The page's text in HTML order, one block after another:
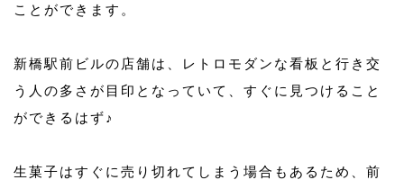
ことができます。
新橋駅前ビルの店舗は、レトロモダンな看板と行き交
う人の多さが目印となっていて、すぐに見つけること
ができるはず♪
生菓子はすぐに売り切れてしまう場合もあるため、前